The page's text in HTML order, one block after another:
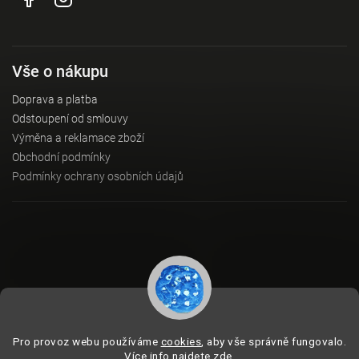
Pro provoz webu používáme cookies , aby vše správně fungovalo.
Více info najdete zde
Vše o nákupu
Doprava a platba
Odstoupení od smlouvy
Výměna a reklamace zboží
Obchodní podmínky
Podmínky ochrany osobních údajů